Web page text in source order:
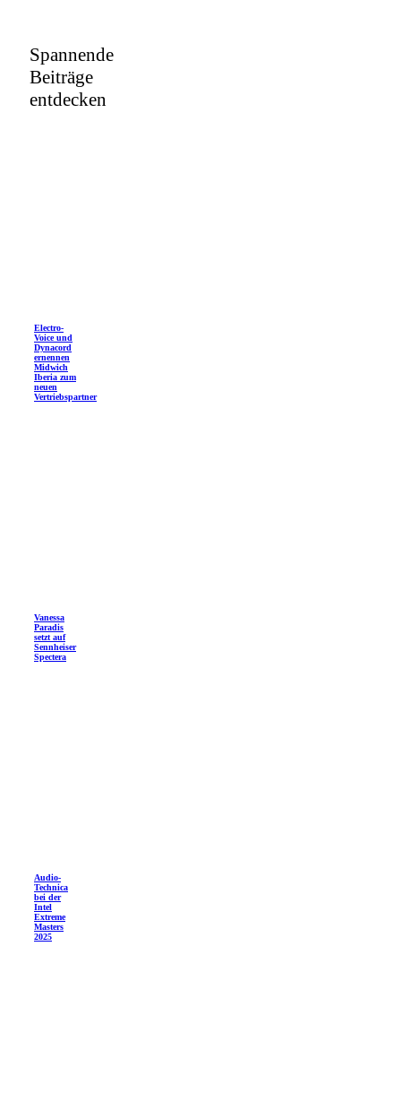
Spannende
Beiträge
entdecken
Electro-
Voice und
Dynacord
ernennen
Midwich
Iberia zum
neuen
Vertriebspartner
Vanessa
Paradis
setzt auf
Sennheiser
Spectera
Audio-
Technica
bei der
Intel
Extreme
Masters
2025